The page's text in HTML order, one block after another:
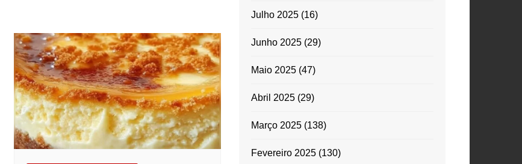
Julho 2025(16)
Junho 2025(29)
Maio 2025(47)
Abril 2025(29)
Março 2025(138)
Fevereiro 2025(130)